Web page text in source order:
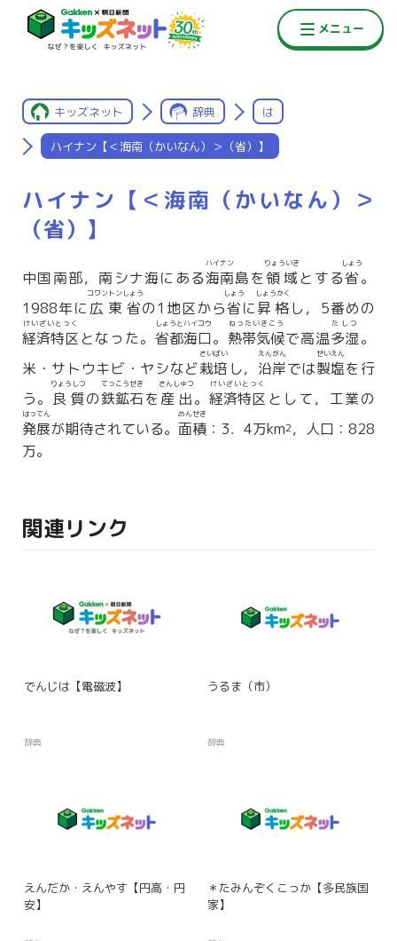
キッズネット 辞典 は
ハイナン【＜海南（かいなん）＞（省）】
ハイナン【＜海南（かいなん）＞
（省）】
中国南部，南シナ海にある海南
ハイナン
島を 領域
りょういき
とする省
しょう
。
1988年に 広東省
コワントンしょう
の1地区から省
しょう
に昇格
しょうかく
し，5番めの
経済特区
けいざいとっく
となった。 省都海口
しょうとハイコウ
。 熱帯気候
ねったいきこう
で高温多湿
たしつ
。
米・サトウキビ・ヤシなど栽培
さいばい
し， 沿岸
えんがん
では製塩
せいえん
を行
う。 良質
りょうしつ
の鉄鉱石
てっこうせき
を 産出
さんしゅつ
。 経済特区
けいざいとっく
として，工業の
発展
はってん
が期待されている。 面積
めんせき
：3．4万km2，人口：828
万。
関連リンク
でんじは【電磁波】
辞典
うるま（市）
辞典
えんだか・えんやす【円高・円
安】
＊たみんぞくこっか【多民族国
家】